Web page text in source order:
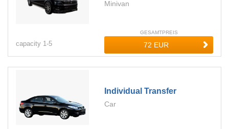
Minivan
capacity 1-5
GESAMTPREIS
Individual Transfer
Car